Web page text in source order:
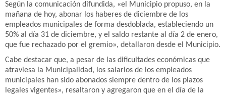
Según la comunicación difundida, «el Municipio propuso, en la
mañana de hoy, abonar los haberes de diciembre de los
empleados municipales de forma desdoblada, estableciendo un
50% al día 31 de diciembre, y el saldo restante al día 2 de enero,
que fue rechazado por el gremio», detallaron desde el Municipio.
Cabe destacar que, a pesar de las dificultades económicas que
atraviesa la Municipalidad, los salarios de los empleados
municipales han sido abonados siempre dentro de los plazos
legales vigentes», resaltaron y agregaron que en el día de la